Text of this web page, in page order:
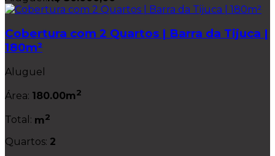
Cobertura com 2 Quartos | Barra da Tijuca |
180m²
Aluguel
Área: 180.00m2
Total: m2
Quartos: 2